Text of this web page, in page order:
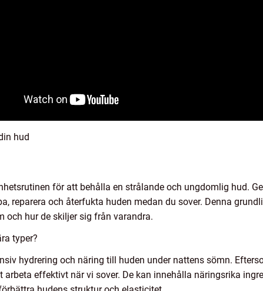
hud
för att behålla en strålande och ungdomlig hud.
reparera och återfukta huden medan du sover. Denna
och hur de skiljer sig från varandra.
typer?
hydrering och näring till huden under nattens sömn.
effektivt när vi sover. De kan innehålla näringsrika